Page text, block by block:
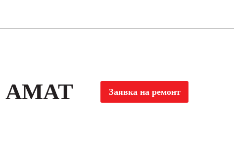
AMAT Заявка на ремонт